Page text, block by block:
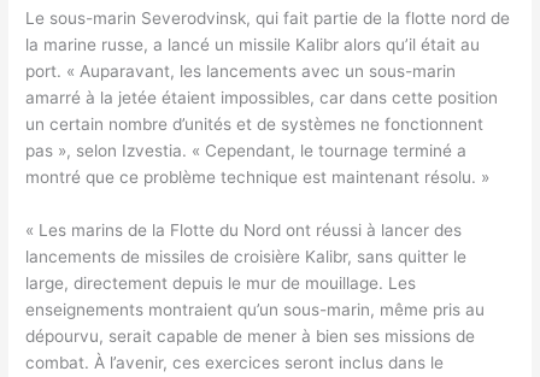
Le sous-marin Severodvinsk, qui fait partie de la flotte nord de
la marine russe, a lancé un missile Kalibr alors qu’il était au
port. « Auparavant, les lancements avec un sous-marin
amarré à la jetée étaient impossibles, car dans cette position
un certain nombre d’unités et de systèmes ne fonctionnent
pas », selon Izvestia. « Cependant, le tournage terminé a
montré que ce problème technique est maintenant résolu. »
« Les marins de la Flotte du Nord ont réussi à lancer des
lancements de missiles de croisière Kalibr, sans quitter le
large, directement depuis le mur de mouillage. Les
enseignements montraient qu’un sous-marin, même pris au
dépourvu, serait capable de mener à bien ses missions de
combat. À l’avenir, ces exercices seront inclus dans le